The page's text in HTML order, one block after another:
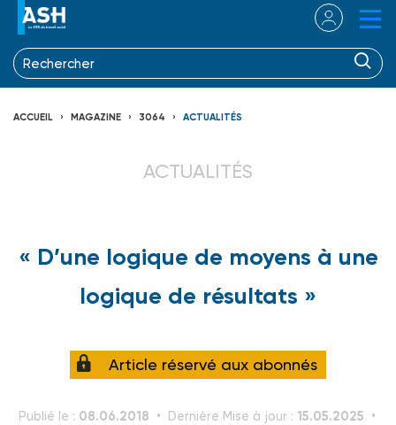
ACCUEIL MAGAZINE 3064 ACTUALITÉS
ACTUALITÉS
« D’une logique de moyens à une
logique de résultats »
Article réservé aux abonnés
Publié le : 08.06.2018 Dernière Mise à jour : 15.05.2025